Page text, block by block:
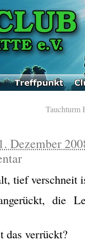
Tauchturm
Dezember
tief verschneit
die
das verrückt?